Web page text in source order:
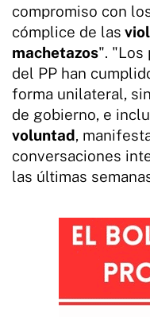
compromiso con
cómplice de las
machetazos". "Los
del PP han
forma unilateral,
de gobierno, e
voluntad,
conversaciones
las últimas